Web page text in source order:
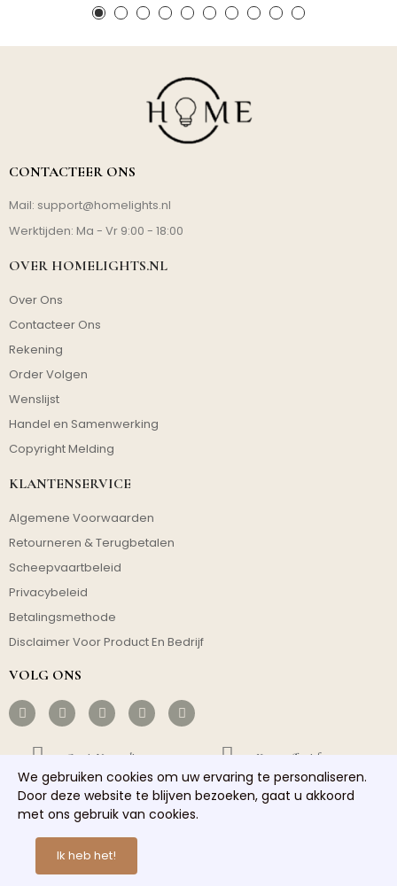
CONTACTEER ONS
Mail: support@homelights.nl
Werktijden: Ma - Vr 9:00 - 18:00
OVER HOMELIGHTS.NL
Over Ons
Contacteer Ons
Rekening
Order Volgen
Wenslijst
Handel en Samenwerking
Copyright Melding
KLANTENSERVICE
Algemene Voorwaarden
Retourneren & Terugbetalen
Scheepvaartbeleid
Privacybeleid
Betalingsmethode
Disclaimer Voor Product En Bedrijf
VOLG ONS
Gratis Verzending Kosteneffectief
Snelle Verzending Goede Service
We gebruiken cookies om uw ervaring te personaliseren.
Door deze website te blijven bezoeken, gaat u akkoord
met ons gebruik van cookies.
Ik heb het!